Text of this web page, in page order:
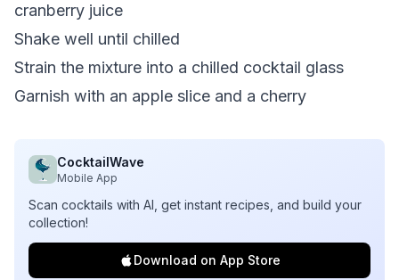
cranberry juice
Shake well until chilled
Strain the mixture into a chilled cocktail glass
Garnish with an apple slice and a cherry
CocktailWave
Mobile App
Scan cocktails with AI, get instant recipes, and build your
collection!
Download on App Store